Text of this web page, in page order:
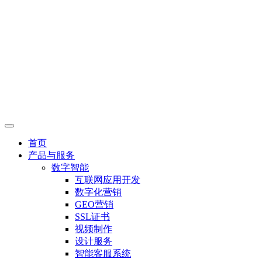
首页
产品与服务
数字智能
互联网应用开发
数字化营销
GEO营销
SSL证书
视频制作
设计服务
智能客服系统